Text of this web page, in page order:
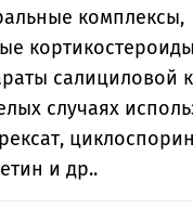
комплексы,
салициловой
случаях
и др..